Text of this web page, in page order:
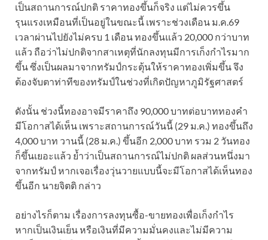
เป็นสถานการณ์ปกติ ราคาทองขึ้นก็จริง แต่ไม่ควรขึ้น
รุนแรงเหมือนที่เป็นอยู่ในขณะนี้ เพราะช่วงเดือน ม.ค.69
เวลาผ่านไปยังไม่ครบ 1 เดือน ทองขึ้นแล้ว 20,000 กว่าบาท
แล้ว ถือว่าไม่ปกติจากสาเหตุที่นักลงทุนมีการเก็งกำไรมาก
ขึ้น ซึ่งเป็นผลมาจากทรัมป์กระตุ้นให้ราคาทองเพิ่มขึ้น จึง
ต้องจับตาท่าทีของทรัมป์ในช่วงที่เกิดปัญหาภูมิรัฐศาสตร์
ดังนั้น ช่วงนี้ทองอาจมีราคาถึง 90,000 บาทต่อบาททองคำ
มีโอกาสได้เห็น เพราะสถานการณ์วันนี้ (29 ม.ค.) ทองขึ้นถึง
4,000 บาท วานนี้ (28 ม.ค.) ขึ้นอีก 2,000 บาท รวม 2 วันทอง
ก็ขึ้นเยอะแล้ว ย้ำว่าเป็นสถานการณ์ไม่ปกติ ผลส่วนหนึ่งมา
จากทรัมป์ หากเจอเรื่องวุ่นวายแบบนี้จะมีโอกาสได้เห็นทอง
ขึ้นอีก นายจิตติ กล่าว
อย่างไรก็ตาม เรื่องการลงทุนซื้อ-ขายทองเพื่อเก็งกำไร
หากเป็นเงินเย็น หรือเงินที่มีความมั่นคงและไม่มีความ